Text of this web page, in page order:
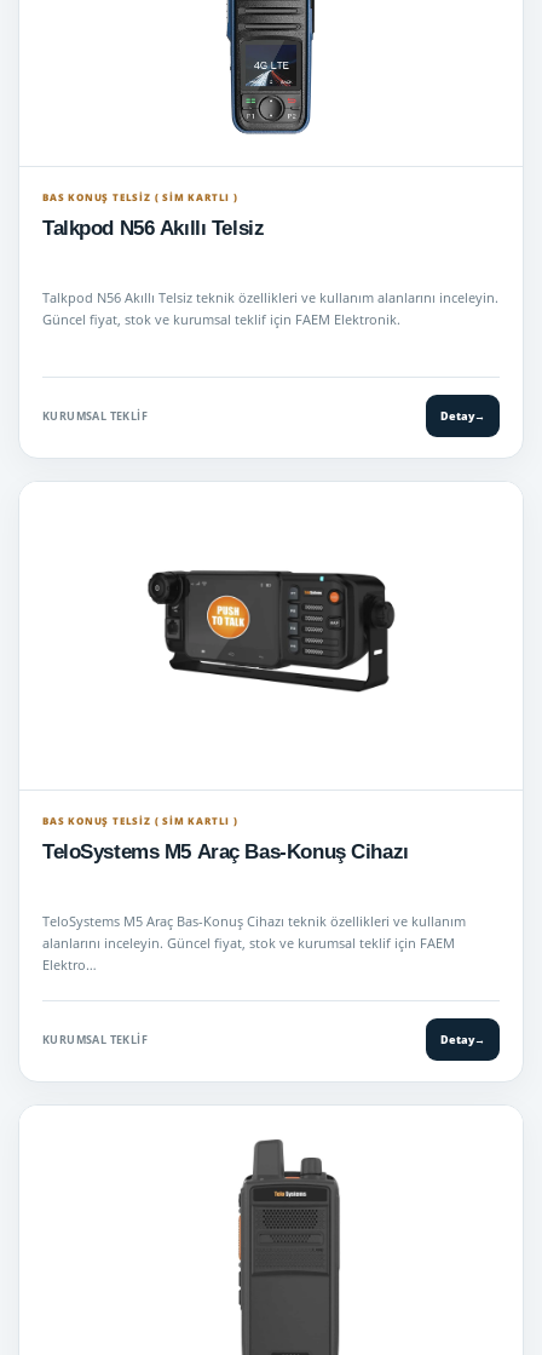
BAS KONUŞ TELSIZ ( SİM KARTLI )
Talkpod N56 Akıllı Telsiz
Talkpod N56 Akıllı Telsiz teknik özellikleri ve kullanım alanlarını inceleyin.
Güncel fiyat, stok ve kurumsal teklif için FAEM Elektronik.
KURUMSAL TEKLIF Detay→
BAS KONUŞ TELSIZ ( SİM KARTLI )
TeloSystems M5 Araç Bas-Konuş Cihazı
TeloSystems M5 Araç Bas-Konuş Cihazı teknik özellikleri ve kullanım
alanlarını inceleyin. Güncel fiyat, stok ve kurumsal teklif için FAEM
Elektro…
KURUMSAL TEKLIF Detay→